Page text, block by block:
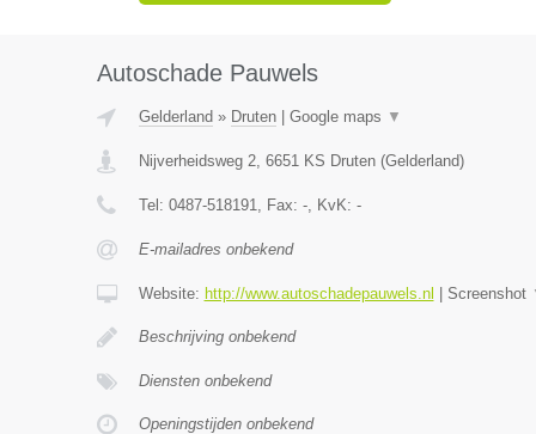
Autoschade Pauwels
Gelderland » Druten| Google maps ▼
Nijverheidsweg 2, 6651 KS Druten(Gelderland)
Tel: 0487-518191, Fax: -, KvK: -
E-mailadres onbekend
Website: http://www.autoschadepauwels.nl Screenshot
Beschrijving onbekend
Diensten onbekend
Openingstijden onbekend